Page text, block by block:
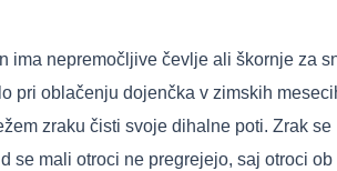
nepremočljive čevlje ali škornje za
pri oblačenju dojenčka v zimskih
zraku čisti svoje dihalne poti. Zrak
mali otroci ne pregrejejo, saj otroci